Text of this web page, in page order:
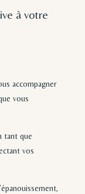
à votre
accompagner
vous
tant que
vos